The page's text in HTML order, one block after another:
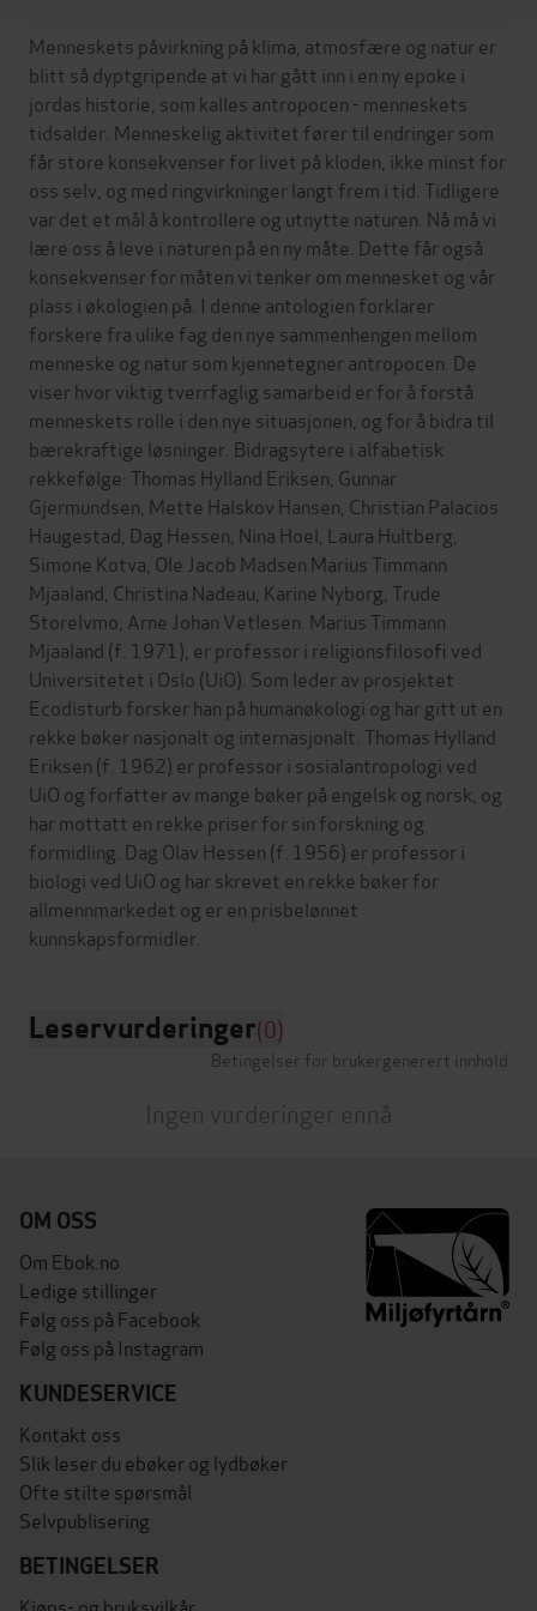
Menneskets påvirkning på klima, atmosfære og natur er
blitt så dyptgripende at vi har gått inn i en ny epoke i
jordas historie, som kalles antropocen - menneskets
tidsalder. Menneskelig aktivitet fører til endringer som
får store konsekvenser for livet på kloden, ikke minst for
oss selv, og med ringvirkninger langt frem i tid. Tidligere
var det et mål å kontrollere og utnytte naturen. Nå må vi
lære oss å leve i naturen på en ny måte. Dette får også
konsekvenser for måten vi tenker om mennesket og vår
plass i økologien på. I denne antologien forklarer
forskere fra ulike fag den nye sammenhengen mellom
menneske og natur som kjennetegner antropocen. De
viser hvor viktig tverrfaglig samarbeid er for å forstå
menneskets rolle i den nye situasjonen, og for å bidra til
bærekraftige løsninger. Bidragsytere i alfabetisk
rekkefølge: Thomas Hylland Eriksen, Gunnar
Gjermundsen, Mette Halskov Hansen, Christian Palacios
Haugestad, Dag Hessen, Nina Hoel, Laura Hultberg,
Simone Kotva, Ole Jacob Madsen Marius Timmann
Mjaaland, Christina Nadeau, Karine Nyborg, Trude
Storelvmo, Arne Johan Vetlesen. Marius Timmann
Mjaaland (f. 1971), er professor i religionsfilosofi ved
Universitetet i Oslo (UiO). Som leder av prosjektet
Ecodisturb forsker han på humanøkologi og har gitt ut en
rekke bøker nasjonalt og internasjonalt. Thomas Hylland
Eriksen (f. 1962) er professor i sosialantropologi ved
UiO og forfatter av mange bøker på engelsk og norsk, og
har mottatt en rekke priser for sin forskning og
formidling. Dag Olav Hessen (f. 1956) er professor i
biologi ved UiO og har skrevet en rekke bøker for
allmennmarkedet og er en prisbelønnet
Leservurderinger(0)
Betingelser for brukergenerert innhold
Ingen vurderinger ennå
OM OSS
Om Ebok.no
Ledige stillinger
Følg oss på Facebook
Følg oss på Instagram
KUNDESERVICE
Kontakt oss
Slik leser du ebøker og lydbøker
Ofte stilte spørsmål
Selvpublisering
BETINGELSER